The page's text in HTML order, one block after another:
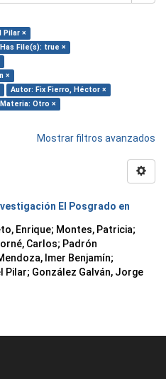
Pilar ×
Has File(s): true ×
×
Autor: Fix Fierro, Héctor ×
Materia: Otro ×
Mostrar filtros avanzados
El Posgrado en
Enrique; Montes, Patricia;
Carlos; Padrón
Imer Benjamín;
Pilar; González Galván, Jorge